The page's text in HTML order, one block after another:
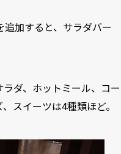
加すると、サラダバー
ダ、ホットミール、コー
スイーツは4種類ほど。